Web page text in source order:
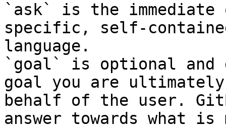
`ask` is the
specific, self-
language.
`goal` is optional and
goal you are
behalf of the user.
answer towards what